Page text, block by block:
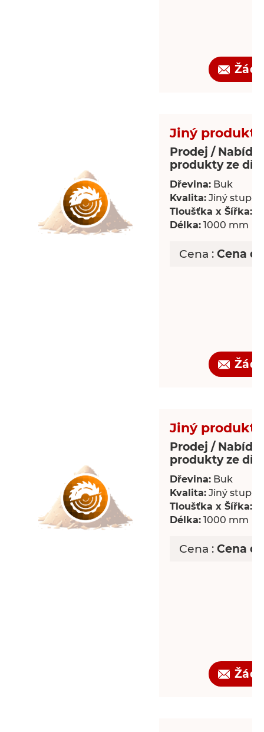
Jiný produkt
Prodej /
produkty ze
Dřevina: Buk
Kvalita: Jiný
Tloušťka x Šířka:
Délka: 1000 mm
Cena : Cena
Jiný produkt
Prodej /
produkty ze
Dřevina: Buk
Kvalita: Jiný
Tloušťka x Šířka:
Délka: 1000 mm
Cena : Cena